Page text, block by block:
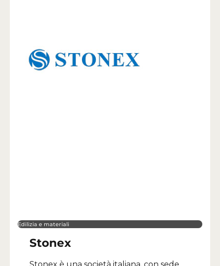
Edilizia e materiali
Stonex